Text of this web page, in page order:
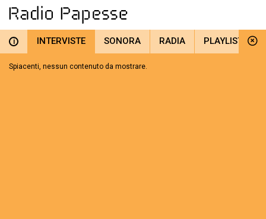
i INTERVISTE SONORA RADIA PLAYLIST
Spiacenti, nessun contenuto da mostrare.